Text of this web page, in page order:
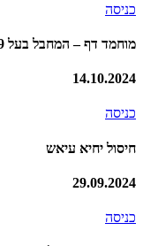
כניסה
מוחמד דף – המחבל בעל 9 הנשמות
14.10.2024
כניסה
חיסול יחיא עיאש
29.09.2024
כניסה